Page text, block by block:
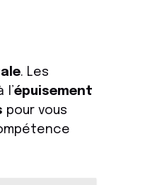
. Les
l’épuisement
pour vous